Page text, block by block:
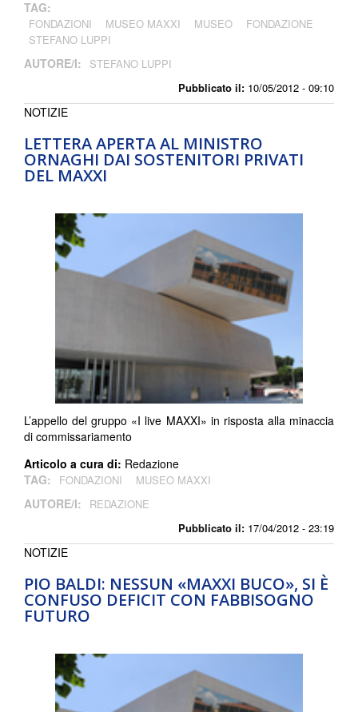
Pubblicato il: 10/05/2012 - 09:10
TAG:
FONDAZIONI MUSEO MAXXI MUSEO
FONDAZIONE
STEFANO LUPPI
AUTORE/I: STEFANO LUPPI
LETTERA APERTA AL MINISTRO
ORNAGHI DAI SOSTENITORI PRIVATI
DEL MAXXI
Pubblicato il: 17/04/2012 - 23:19
NOTIZIE
L’appello del gruppo «I live MAXXI» in risposta alla minaccia
di commissariamento
Articolo a cura di: Redazione
TAG:
FONDAZIONI MUSEO MAXXI
AUTORE/I: REDAZIONE
PIO BALDI: NESSUN «MAXXI BUCO», SI È
CONFUSO DEFICIT CON FABBISOGNO
FUTURO
NOTIZIE